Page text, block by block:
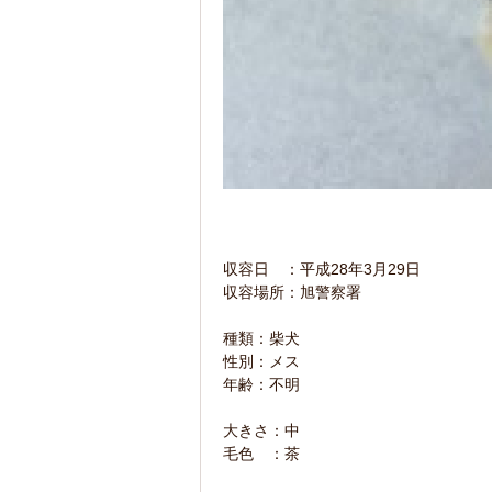
収容日 ：平成28年3月29日
収容場所：旭警察署
種類：柴犬
性別：メス
年齢：不明
大きさ：中
毛色 ：茶